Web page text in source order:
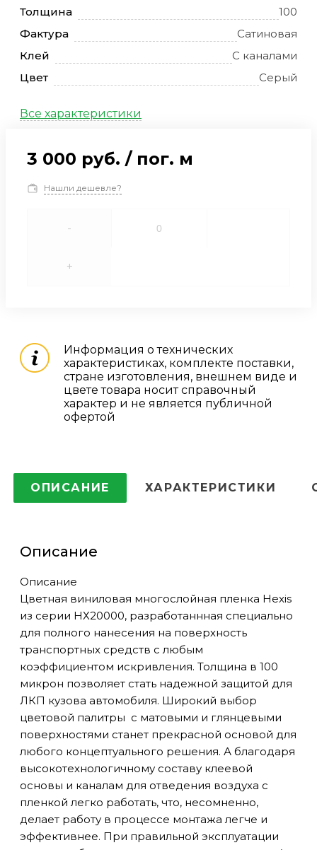
Толщина
100
Фактура
Сатиновая
Клей
С каналами
Цвет
Серый
Все характеристики
3 000 руб. / пог. м
Нашли дешевле?
-
+
Информация о технических
характеристиках, комплекте поставки,
стране изготовления, внешнем виде и
цвете товара носит справочный
характер и не является публичной
офертой
ОПИСАНИЕ ХАРАКТЕРИСТИКИ
Описание
Описание
Цветная виниловая многослойная пленка Hexis
из серии НХ20000, разработаннная специально
для полного нанесения на поверхность
транспортных средств с любым
коэффициентом искривления. Толщина в 100
микрон позволяет стать надежной защитой для
ЛКП кузова автомобиля. Широкий выбор
цветовой палитры с матовыми и глянцевыми
поверхностями станет прекрасной основой для
любого концептуального решения. А благодаря
высокотехнологичному составу клеевой
основы и каналам для отведения воздуха с
пленкой легко работать, что, несомненно,
делает работу в процессе монтажа легче и
эффективнее. При правильной эксплуатации